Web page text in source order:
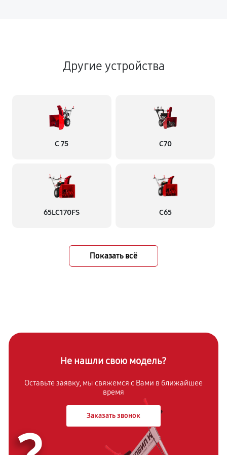
Другие устройства
С 75 С70
65LC170FS С65
Показать всё
Не нашли свою модель?
Оставьте заявку, мы свяжемся с Вами в ближайшее
время
Заказать звонок